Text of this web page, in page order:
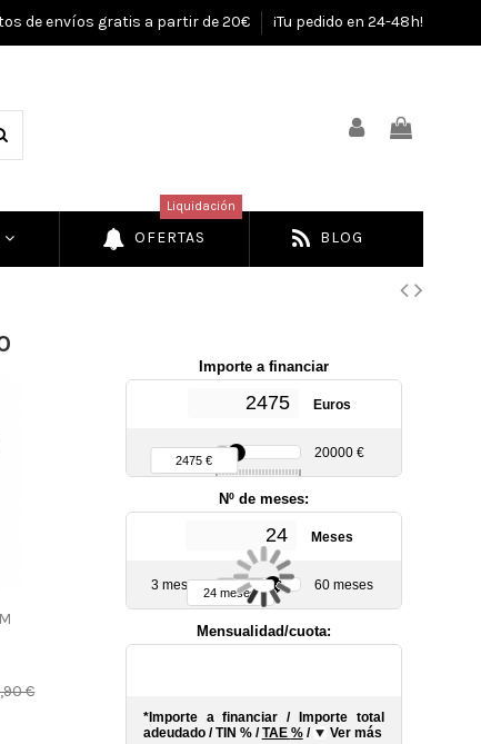
de envíos gratis a partir de 20€ ¡Tu pedido en 24-48h!
OFERTAS
Liquidación
BLOG
€
Importe a financiar
Euros
90 €
2475 € 20000 €
Nº de meses:
Meses
3 meses24 meses 60 meses
Mensualidad/cuota:
*Importe a financiar/ Importe total
adeudado /TIN %/TAE %/ Ver más